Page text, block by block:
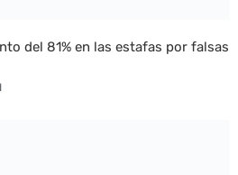
del 81% en las estafas por falsas